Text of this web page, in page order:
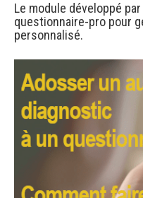
Le module développé
questionnaire-pro pour
personnalisé.